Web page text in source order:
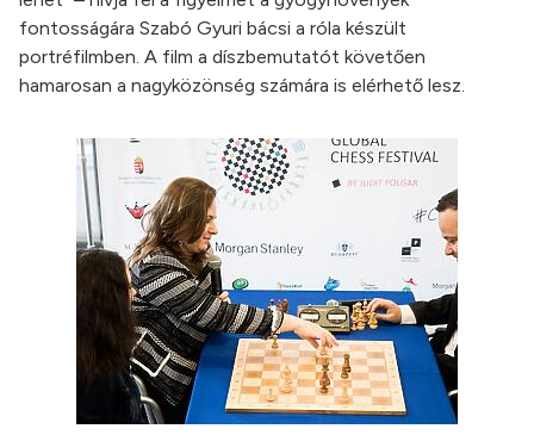
fontosságára Szabó Gyuri bácsi a róla készült
portréfilmben. A film a díszbemutatót követően
hamarosan a nagyközönség számára is elérhető lesz.